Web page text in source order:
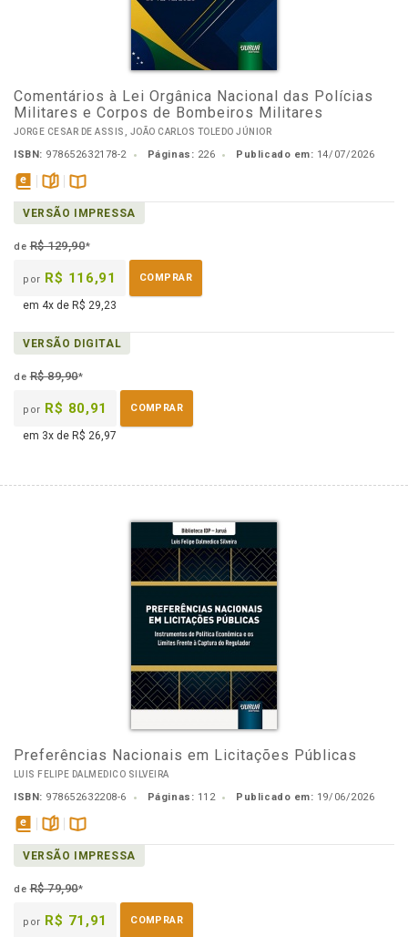
Comentários à Lei Orgânica Nacional das Polícias
Militares e Corpos de Bombeiros Militares
JORGE CESAR DE ASSIS, JOÃO CARLOS TOLEDO JÚNIOR
ISBN: 978652632178-2 Páginas: 226 Publicado em: 14/07/2026
disponível
em
páginasDisponível
na
VERSÃO IMPRESSA
deR$ 129,90*
por R$ 116,91 COMPRAR
em 4x de R$ 29,23
VERSÃO DIGITAL
deR$ 89,90*
por R$ 80,91 COMPRAR
em 3x de R$ 26,97
Preferências Nacionais em Licitações Públicas
LUIS FELIPE DALMEDICO SILVEIRA
ISBN: 978652632208-6 Páginas: 112 Publicado em: 19/06/2026
disponível
em
páginasDisponível
na
VERSÃO IMPRESSA
deR$ 79,90*
por R$ 71,91 COMPRAR